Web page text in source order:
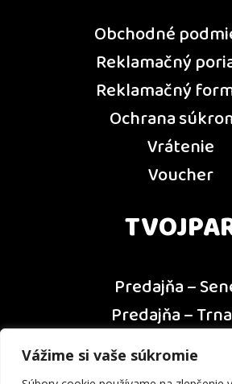
Vážime si vaše súkromie
Obchodné
Reklamačný
Reklamačný
Ochrana
Vrátenie
Voucher
Predajňa –
Predajňa –
Predajňa – Dunajská
Predajňa –